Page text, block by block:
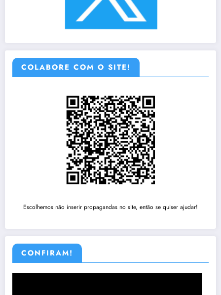
COLABORE COM O SITE!
Escolhemos não inserir propagandas no site, então se quiser ajudar!
CONFIRAM!